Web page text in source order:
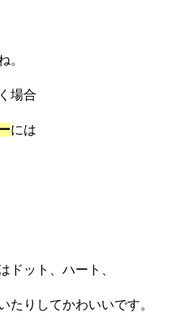
。
場合
には
ドット、ハート、
たりしてかわいいです。